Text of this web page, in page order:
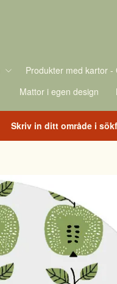
Produkter med kartor -
Mattor i egen design
Skriv in ditt område i